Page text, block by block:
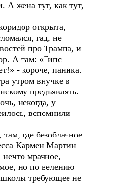
А жена тут, как тут,
открыта,
гад, не
про Трампа, и
А там: «Гипс
- короче, паника.
утром внучке в
предъявлять.
некогда, у
вспомнили
где безоблачное
Кармен Мартин
нечто мрачное,
но по велению
требующее не